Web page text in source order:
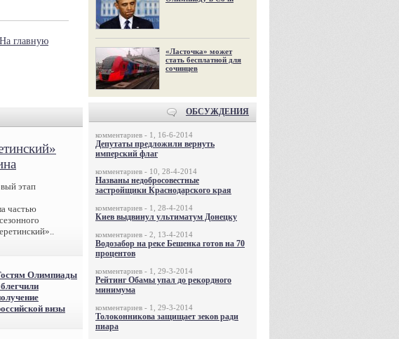
На главную
этап
частью
Олимпиады
визы
«Ласточка» может
стать бесплатной для
сочинцев
ОБСУЖДЕНИЯ
комментариев - 1, 16-6-2014
Депутаты предложили вернуть
имперский флаг
комментариев - 10, 28-4-2014
Названы недобросовестные
застройщики Краснодарского края
комментариев - 1, 28-4-2014
Киев выдвинул ультиматум Донецку
комментариев - 2, 13-4-2014
Водозабор на реке Бешенка готов на 70
процентов
комментариев - 1, 29-3-2014
Рейтинг Обамы упал до рекордного
минимума
комментариев - 1, 29-3-2014
Толоконникова защищает зеков ради
пиара